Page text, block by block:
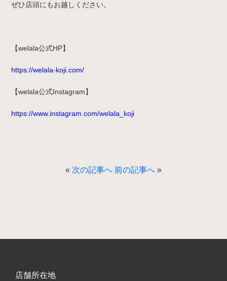
ぜひ店頭にもお越しください。
【welala公式HP】
https://welala-koji.com/
【welala公式Instagram】
https://www.instagram.com/welala_koji
« 次の記事へ 前の記事へ »
店舗所在地